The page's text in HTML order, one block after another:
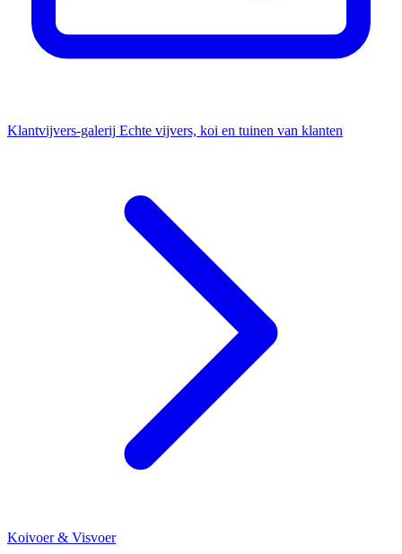
Klantvijvers-galerij Echte vijvers, koi en tuinen van klanten
Koivoer & Visvoer